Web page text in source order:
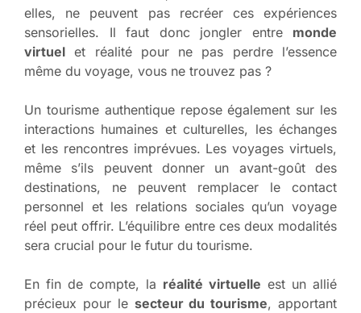
elles, ne peuvent pas recréer ces expériences
sensorielles. Il faut donc jongler entre monde
virtuel et réalité pour ne pas perdre l’essence
même du voyage, vous ne trouvez pas ?
Un tourisme authentique repose également sur les
interactions humaines et culturelles, les échanges
et les rencontres imprévues. Les voyages virtuels,
même s’ils peuvent donner un avant-goût des
destinations, ne peuvent remplacer le contact
personnel et les relations sociales qu’un voyage
réel peut offrir. L’équilibre entre ces deux modalités
sera crucial pour le futur du tourisme.
En fin de compte, la réalité virtuelle est un allié
précieux pour le secteur du tourisme, apportant